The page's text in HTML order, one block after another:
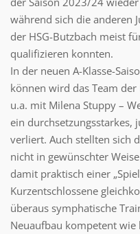
während sich die anderen
der HSG-Butzbach meist
qualifizieren konnten.
In der neuen A-Klasse-
können wird das Team der
u.a. mit Milena Stuppy –
ein durchsetzungsstarkes,
verliert. Auch stellten sich
nicht in gewünschter
damit praktisch einer
Kurzentschlossene
überaus symphatische
Neuaufbau kompetent wie